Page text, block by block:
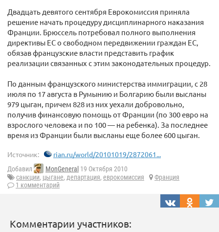
Двадцать девятого сентября Еврокомиссия приняла
решение начать процедуру дисциплинарного наказания
Франции. Брюссель потребовал полного выполнения
директивы ЕС о свободном передвижении граждан ЕС,
обязав французские власти представить график
реализации связанных с этим законодательных процедур.
По данным французского министерства иммиграции, с 28
июля по 17 августа в Румынию и Болгарию были высланы
979 цыган, причем 828 из них уехали добровольно,
получив финансовую помощь от Франции (по 300 евро на
взрослого человека и по 100 — на ребенка). За последнее
время из Франции были высланы еще более 600 цыган.
Источник: rian.ru/world/20101019/2872061...
Добавил MonGeneral 19 Октября 2010
санкции, цыгане, департация, еврокомиссия
Франция
1 комментарий
Комментарии участников: